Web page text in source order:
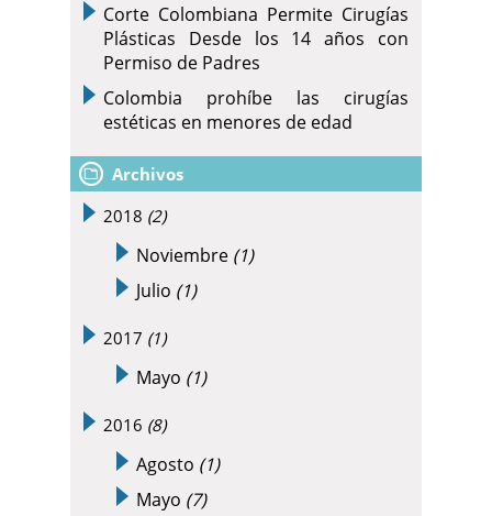
Corte Colombiana Permite Cirugías
Plásticas Desde los 14 años con
Permiso de Padres
Colombia prohíbe las cirugías
estéticas en menores de edad
Archivos
2018 (2)
Noviembre (1)
Julio (1)
2017 (1)
Mayo (1)
2016 (8)
Agosto (1)
Mayo (7)